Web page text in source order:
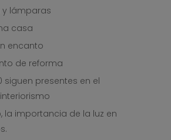
y lámparas
casa
encanto
de reforma
siguen presentes en el
la importancia de la luz en